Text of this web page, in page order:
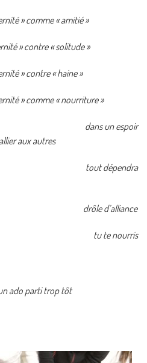
« amitié »
« solitude »
« haine »
« nourriture »
espoir
aux autres
trop tôt